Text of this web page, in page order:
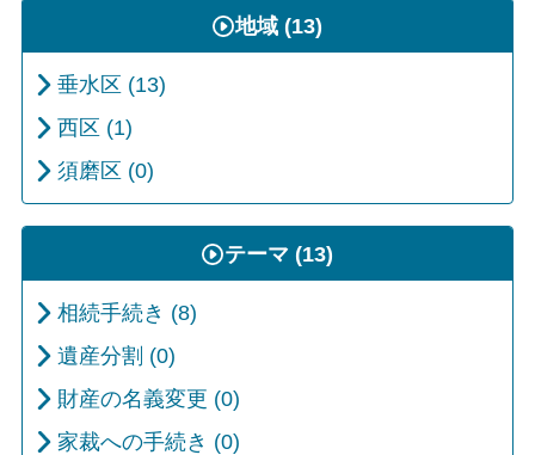
地域 (13)
垂水区 (13)
西区 (1)
須磨区 (0)
テーマ (13)
相続手続き (8)
遺産分割 (0)
財産の名義変更 (0)
家裁への手続き (0)